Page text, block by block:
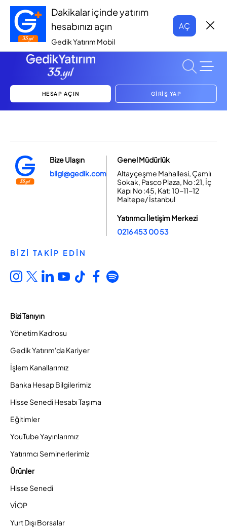
Dakikalar içinde yatırım
hesabınızı açın
Gedik Yatırım Mobil
AÇ
HESAP AÇIN GİRİŞ YAP
Bize Ulaşın
bilgi@gedik.com
Genel Müdürlük
Altayçeşme Mahallesi, Çamlı
Sokak, Pasco Plaza, No :21, İç
Kapı No :45, Kat: 10-11-12
Maltepe/ İstanbul
Yatırımcı İletişim Merkezi
0216 453 00 53
BİZİ TAKİP EDİN
Bizi Tanıyın
Yönetim Kadrosu
Gedik Yatırım'da Kariyer
İşlem Kanallarımız
Banka Hesap Bilgilerimiz
Hisse Senedi Hesabı Taşıma
Eğitimler
YouTube Yayınlarımız
Yatırımcı Seminerlerimiz
Ürünler
Hisse Senedi
VİOP
Yurt Dışı Borsalar